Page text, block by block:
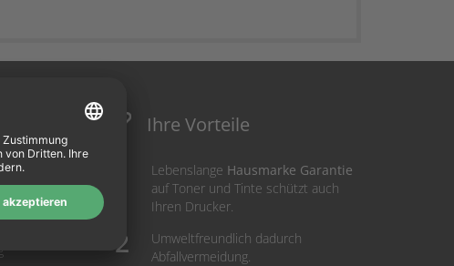
Ihre Vorteile
Lebenslange Hausmarke Garantie
auf Toner und Tinte schützt auch
Ihren Drucker.
Umweltfreundlich dadurch
Abfallvermeidung.